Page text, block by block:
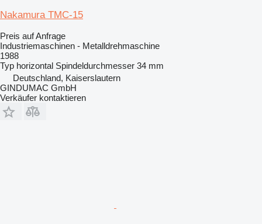
Nakamura TMC-15
Preis auf Anfrage
Industriemaschinen - Metalldrehmaschine
1988
Typ horizontal Spindeldurchmesser 34 mm
Deutschland, Kaiserslautern
GINDUMAC GmbH
Verkäufer kontaktieren